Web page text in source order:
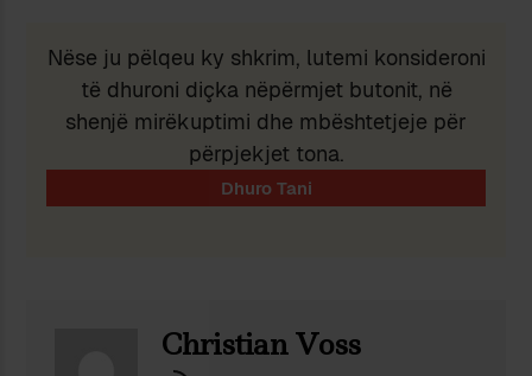
Nëse ju pëlqeu ky shkrim, lutemi konsideroni
të dhuroni diçka nëpërmjet butonit, në
shenjë mirëkuptimi dhe mbështetjeje për
përpjekjet tona.
Christian Voss